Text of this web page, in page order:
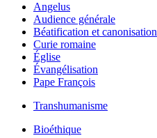
Angelus
Audience générale
Béatification et canonisation
Curie romaine
Église
Évangélisation
Pape François
Transhumanisme
Bioéthique